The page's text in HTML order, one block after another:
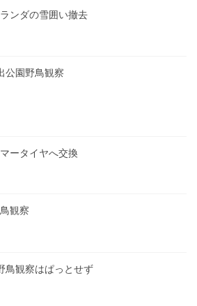
ランダの雪囲い撤去
公園野鳥観察
マータイヤへ交換
観察
鳥観察はぱっとせず